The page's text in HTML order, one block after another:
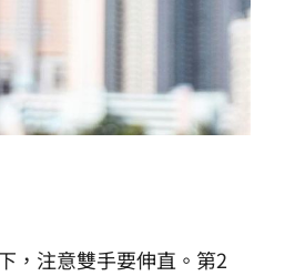
，注意雙手要伸直。第2